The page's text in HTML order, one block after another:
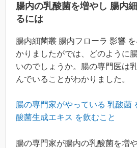
腸内の乳酸菌を増やし 腸内
るには
腸内細菌叢 腸内フローラ 影響
かりましたがでは、どのように
いのでしょうか。腸の専門医は
んでいることがわかりました。
腸の専門家がやっている 乳酸菌
酸菌生成エキス を飲むこと
腸の専門家が腸内の乳酸菌を増